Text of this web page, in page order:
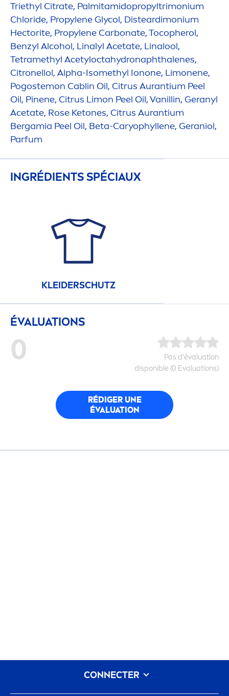
Triethyl Citrate, Palmitamidopropyltrimonium
Chloride, Propylene Glycol, Disteardimonium
Hectorite, Propylene Carbonate, Tocopherol,
Benzyl Alcohol, Linalyl Acetate, Linalool,
Tetramethyl Acetyloctahydronaphthalenes,
Citronellol, Alpha-Isomethyl Ionone, Limonene,
Pogostemon Cablin Oil, Citrus Aurantium Peel
Oil, Pinene, Citrus Limon Peel Oil, Vanillin, Geranyl
Acetate, Rose Ketones, Citrus Aurantium
Bergamia Peel Oil, Beta-Caryophyllene, Geraniol,
Parfum
INGRÉDIENTS SPÉCIAUX
KLEIDERSCHUTZ
ÉVALUATIONS
0
Pas d'évaluation
disponible (0 Evaluations)
RÉDIGER UNE
ÉVALUATION
CONNECTER